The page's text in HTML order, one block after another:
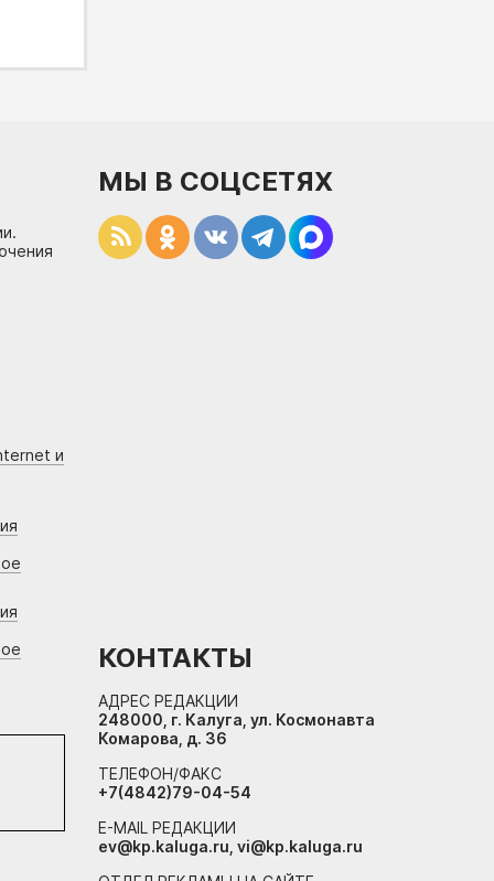
и
МЫ В СОЦСЕТЯХ
КОНТАКТЫ
АДРЕС РЕДАКЦИИ
248000, г. Калуга, ул. Космонавта
Комарова, д. 36
ТЕЛЕФОН/ФАКС
+7(4842)79-04-54
E-MAIL РЕДАКЦИИ
ev@kp.kaluga.ru, vi@kp.kaluga.ru